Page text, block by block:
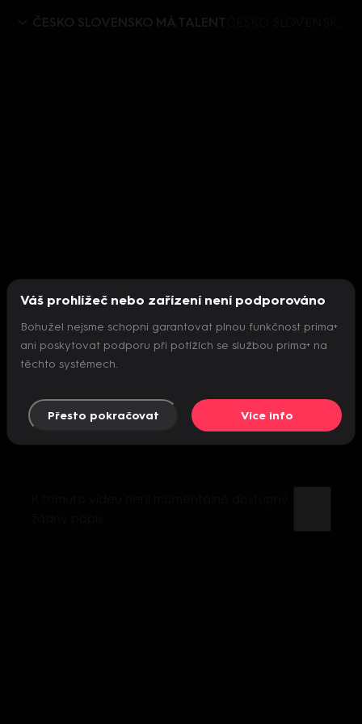
ČESKO SLOVENSKO MÁ TALENT
Nepodařilo se inicializovat přehrávač
Váš prohlížeč nebo zařízení není podporováno
Bohužel nejsme schopni garantovat plnou funkčnost prima+
ani poskytovat podporu při potížích se službou prima+ na
těchto systémech.
Přesto pokračovat Více info